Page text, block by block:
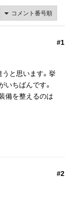
#1
と思います。挙
ちばんです。
備を整えるのは
#2